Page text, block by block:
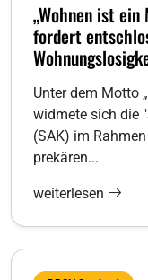
„Wohnen ist
fordert
Unter dem Motto
widmete sich die
(SAK) im
prekären...
weiterlesen